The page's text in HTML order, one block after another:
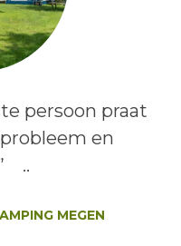
persoon praat
en
..
MEGEN